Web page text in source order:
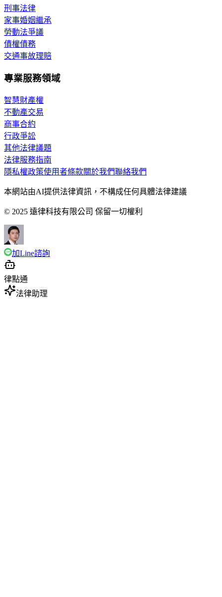
刑事法律
家事婚姻繼承
勞動法爭議
債權債務
交通事故理賠
專業服務領域
智慧財產權
不動產交易
商事合約
行政爭訟
其他法律議題
法律服務指南
隱私權政策使用者條款關於我們聯絡我們
本網站由AI提供法律資訊，不構成任何具體法律建議
© 2025 遠律科技有限公司 保留一切權利
加Line諮詢
律點通
法律助理